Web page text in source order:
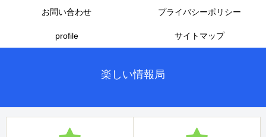
楽しい情報局
お問い合わせ プライバシーポリシー
profile サイトマップ